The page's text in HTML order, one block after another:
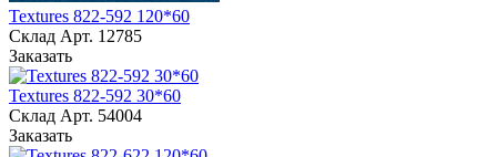
Textures 822-592 120*60
Склад Арт. 12785
Заказать
Textures 822-592 30*60
Склад Арт. 54004
Заказать